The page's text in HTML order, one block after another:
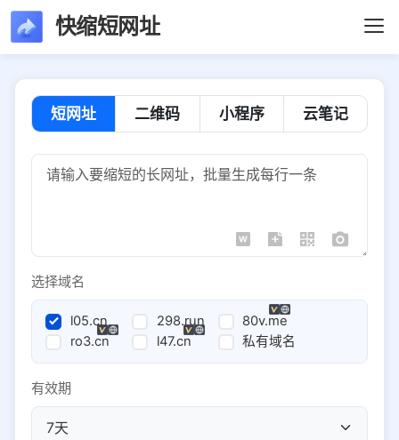
快缩短网址
短网址 二维码 小程序 云笔记
选择域名
l05.cn 298.run
80v.me
ro3.cn
l47.cn 私有域名
有效期